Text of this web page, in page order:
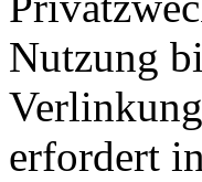
Nutzung
erfordert